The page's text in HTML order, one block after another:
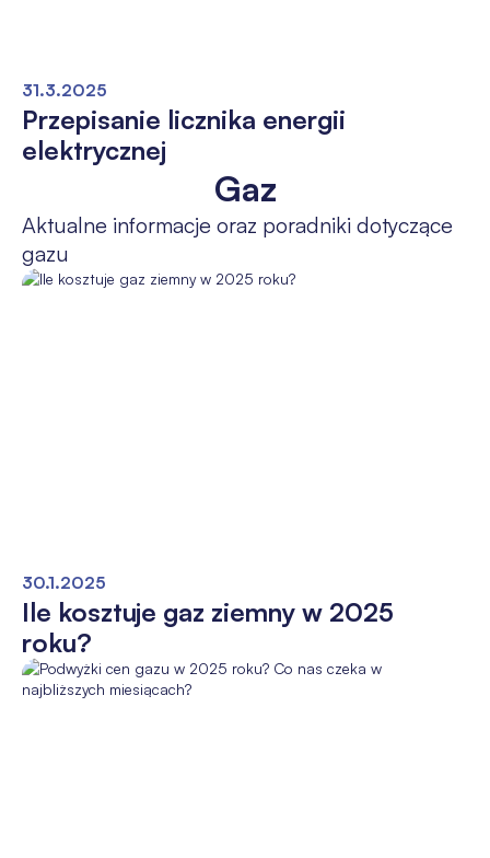
31.3.2025
Przepisanie licznika energii
elektrycznej
Gaz
Aktualne informacje oraz poradniki dotyczące
gazu
30.1.2025
Ile kosztuje gaz ziemny w 2025
roku?